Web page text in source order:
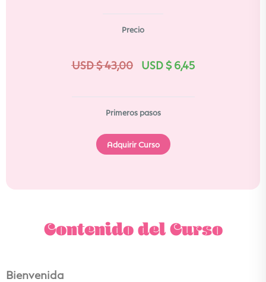
Precio
USD $43,00 USD $6,45
Primeros pasos
Adquirir Curso
Contenido del Curso
Bienvenida